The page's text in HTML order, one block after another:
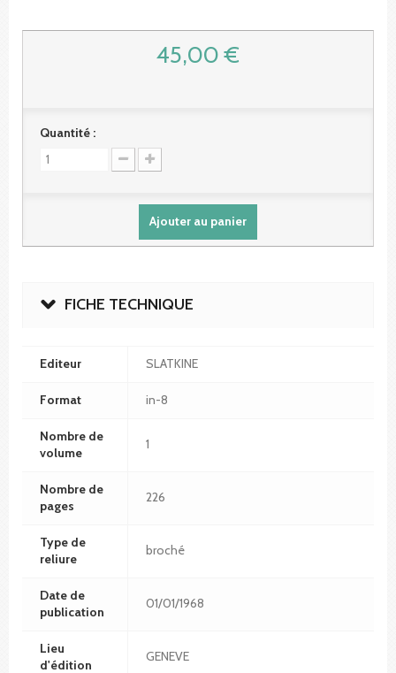
45,00 €
Quantité :
Ajouter au panier
FICHE TECHNIQUE
Editeur SLATKINE
Format in-8
Nombre de
volume
1
Nombre de
pages
226
Type de
reliure
broché
Date de
publication
01/01/1968
Lieu
d'édition
GENEVE